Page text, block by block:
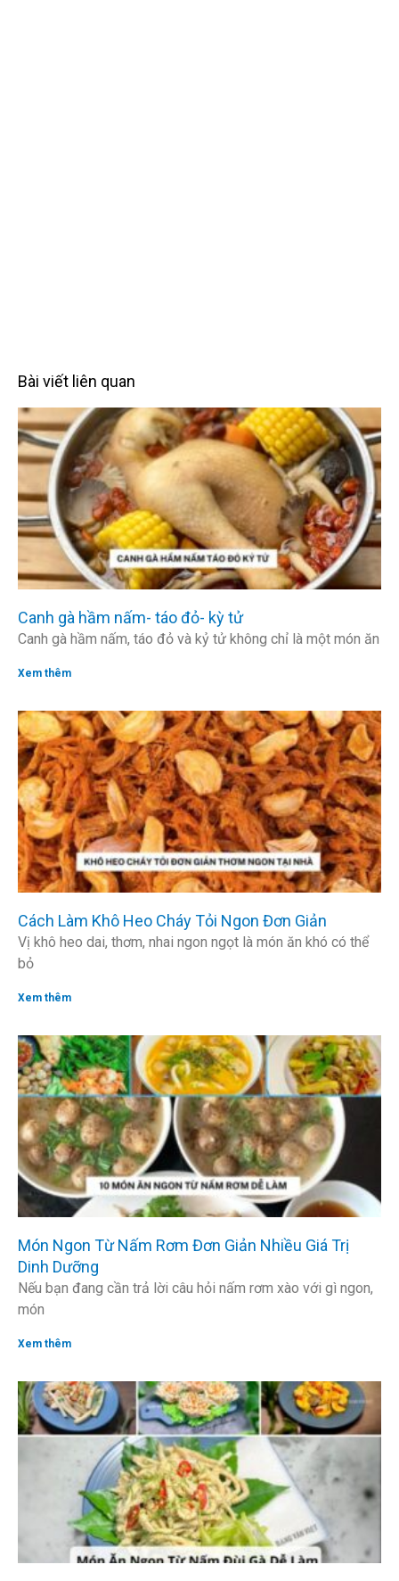
Bài viết liên quan
Canh gà hầm nấm- táo đỏ- kỳ tử
Canh gà hầm nấm, táo đỏ và kỷ tử không chỉ là một món ăn
Xem thêm
Cách Làm Khô Heo Cháy Tỏi Ngon Đơn Giản
Vị khô heo dai, thơm, nhai ngon ngọt là món ăn khó có thể
bỏ
Xem thêm
Món Ngon Từ Nấm Rơm Đơn Giản Nhiều Giá Trị
Dinh Dưỡng
Nếu bạn đang cần trả lời câu hỏi nấm rơm xào với gì ngon,
món
Xem thêm